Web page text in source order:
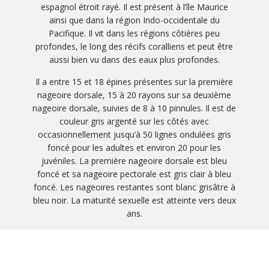
espagnol étroit rayé. Il est présent à l’île Maurice
ainsi que dans la région Indo-occidentale du
Pacifique. Il vit dans les régions côtières peu
profondes, le long des récifs coralliens et peut être
aussi bien vu dans des eaux plus profondes.
Il a entre 15 et 18 épines présentes sur la première
nageoire dorsale, 15 à 20 rayons sur sa deuxième
nageoire dorsale, suivies de 8 à 10 pinnules. Il est de
couleur gris argenté sur les côtés avec
occasionnellement jusqu’à 50 lignes ondulées gris
foncé pour les adultes et environ 20 pour les
juvéniles. La première nageoire dorsale est bleu
foncé et sa nageoire pectorale est gris clair à bleu
foncé. Les nageoires restantes sont blanc grisâtre à
bleu noir. La maturité sexuelle est atteinte vers deux
ans.